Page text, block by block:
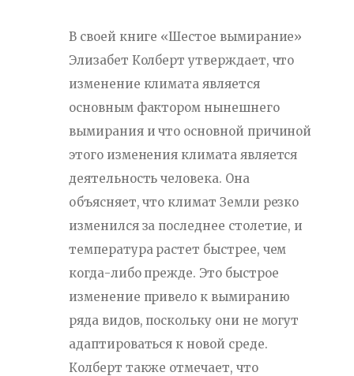
В своей книге «Шестое вымирание»
Элизабет Колберт утверждает, что
изменение климата является
основным фактором нынешнего
вымирания и что основной причиной
этого изменения климата является
деятельность человека. Она
объясняет, что климат Земли резко
изменился за последнее столетие, и
температура растет быстрее, чем
когда-либо прежде. Это быстрое
изменение привело к вымиранию
ряда видов, поскольку они не могут
адаптироваться к новой среде.
Колберт также отмечает, что